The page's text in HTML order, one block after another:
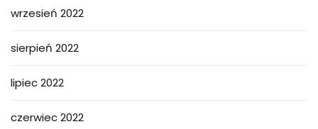
wrzesień 2022
sierpień 2022
lipiec 2022
czerwiec 2022